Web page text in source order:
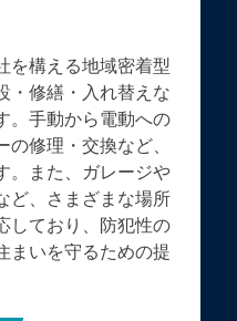
を構える地域密着型
・修繕・入れ替えな
。手動から電動への
修理・交換など、
。また、ガレージや
ど、さまざまな場所
しており、防犯性の
まいを守るための提